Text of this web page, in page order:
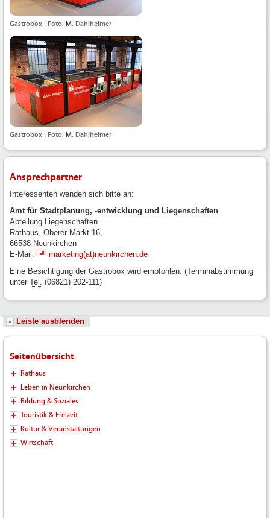
Gastrobox | Foto: M. Dahlheimer
Gastrobox | Foto: M. Dahlheimer
Ansprechpartner
Interessenten wenden sich bitte an:
Amt für Stadtplanung, -entwicklung und Liegenschaften
Abteilung Liegenschaften
Rathaus, Oberer Markt 16,
66538 Neunkirchen
E-Mail:
marketing(at)neunkirchen.de
Eine Besichtigung der Gastrobox wird empfohlen. (Terminabstimmung
unter Tel. (06821) 202-111)
Leiste ausblenden
Seitenübersicht
Rathaus
Leben in Neunkirchen
Bildung & Soziales
Touristik & Freizeit
Kultur & Veranstaltungen
Wirtschaft